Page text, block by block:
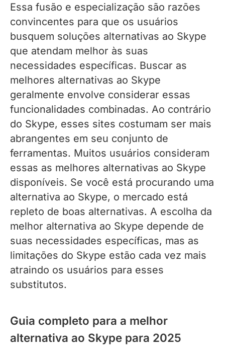
Essa fusão e especialização são razões
convincentes para que os usuários
busquem soluções alternativas ao Skype
que atendam melhor às suas
necessidades específicas. Buscar as
melhores alternativas ao Skype
geralmente envolve considerar essas
funcionalidades combinadas. Ao contrário
do Skype, esses sites costumam ser mais
abrangentes em seu conjunto de
ferramentas. Muitos usuários consideram
essas as melhores alternativas ao Skype
disponíveis. Se você está procurando uma
alternativa ao Skype, o mercado está
repleto de boas alternativas. A escolha da
melhor alternativa ao Skype depende de
suas necessidades específicas, mas as
limitações do Skype estão cada vez mais
atraindo os usuários para esses
substitutos.
Guia completo para a melhor
alternativa ao Skype para 2025